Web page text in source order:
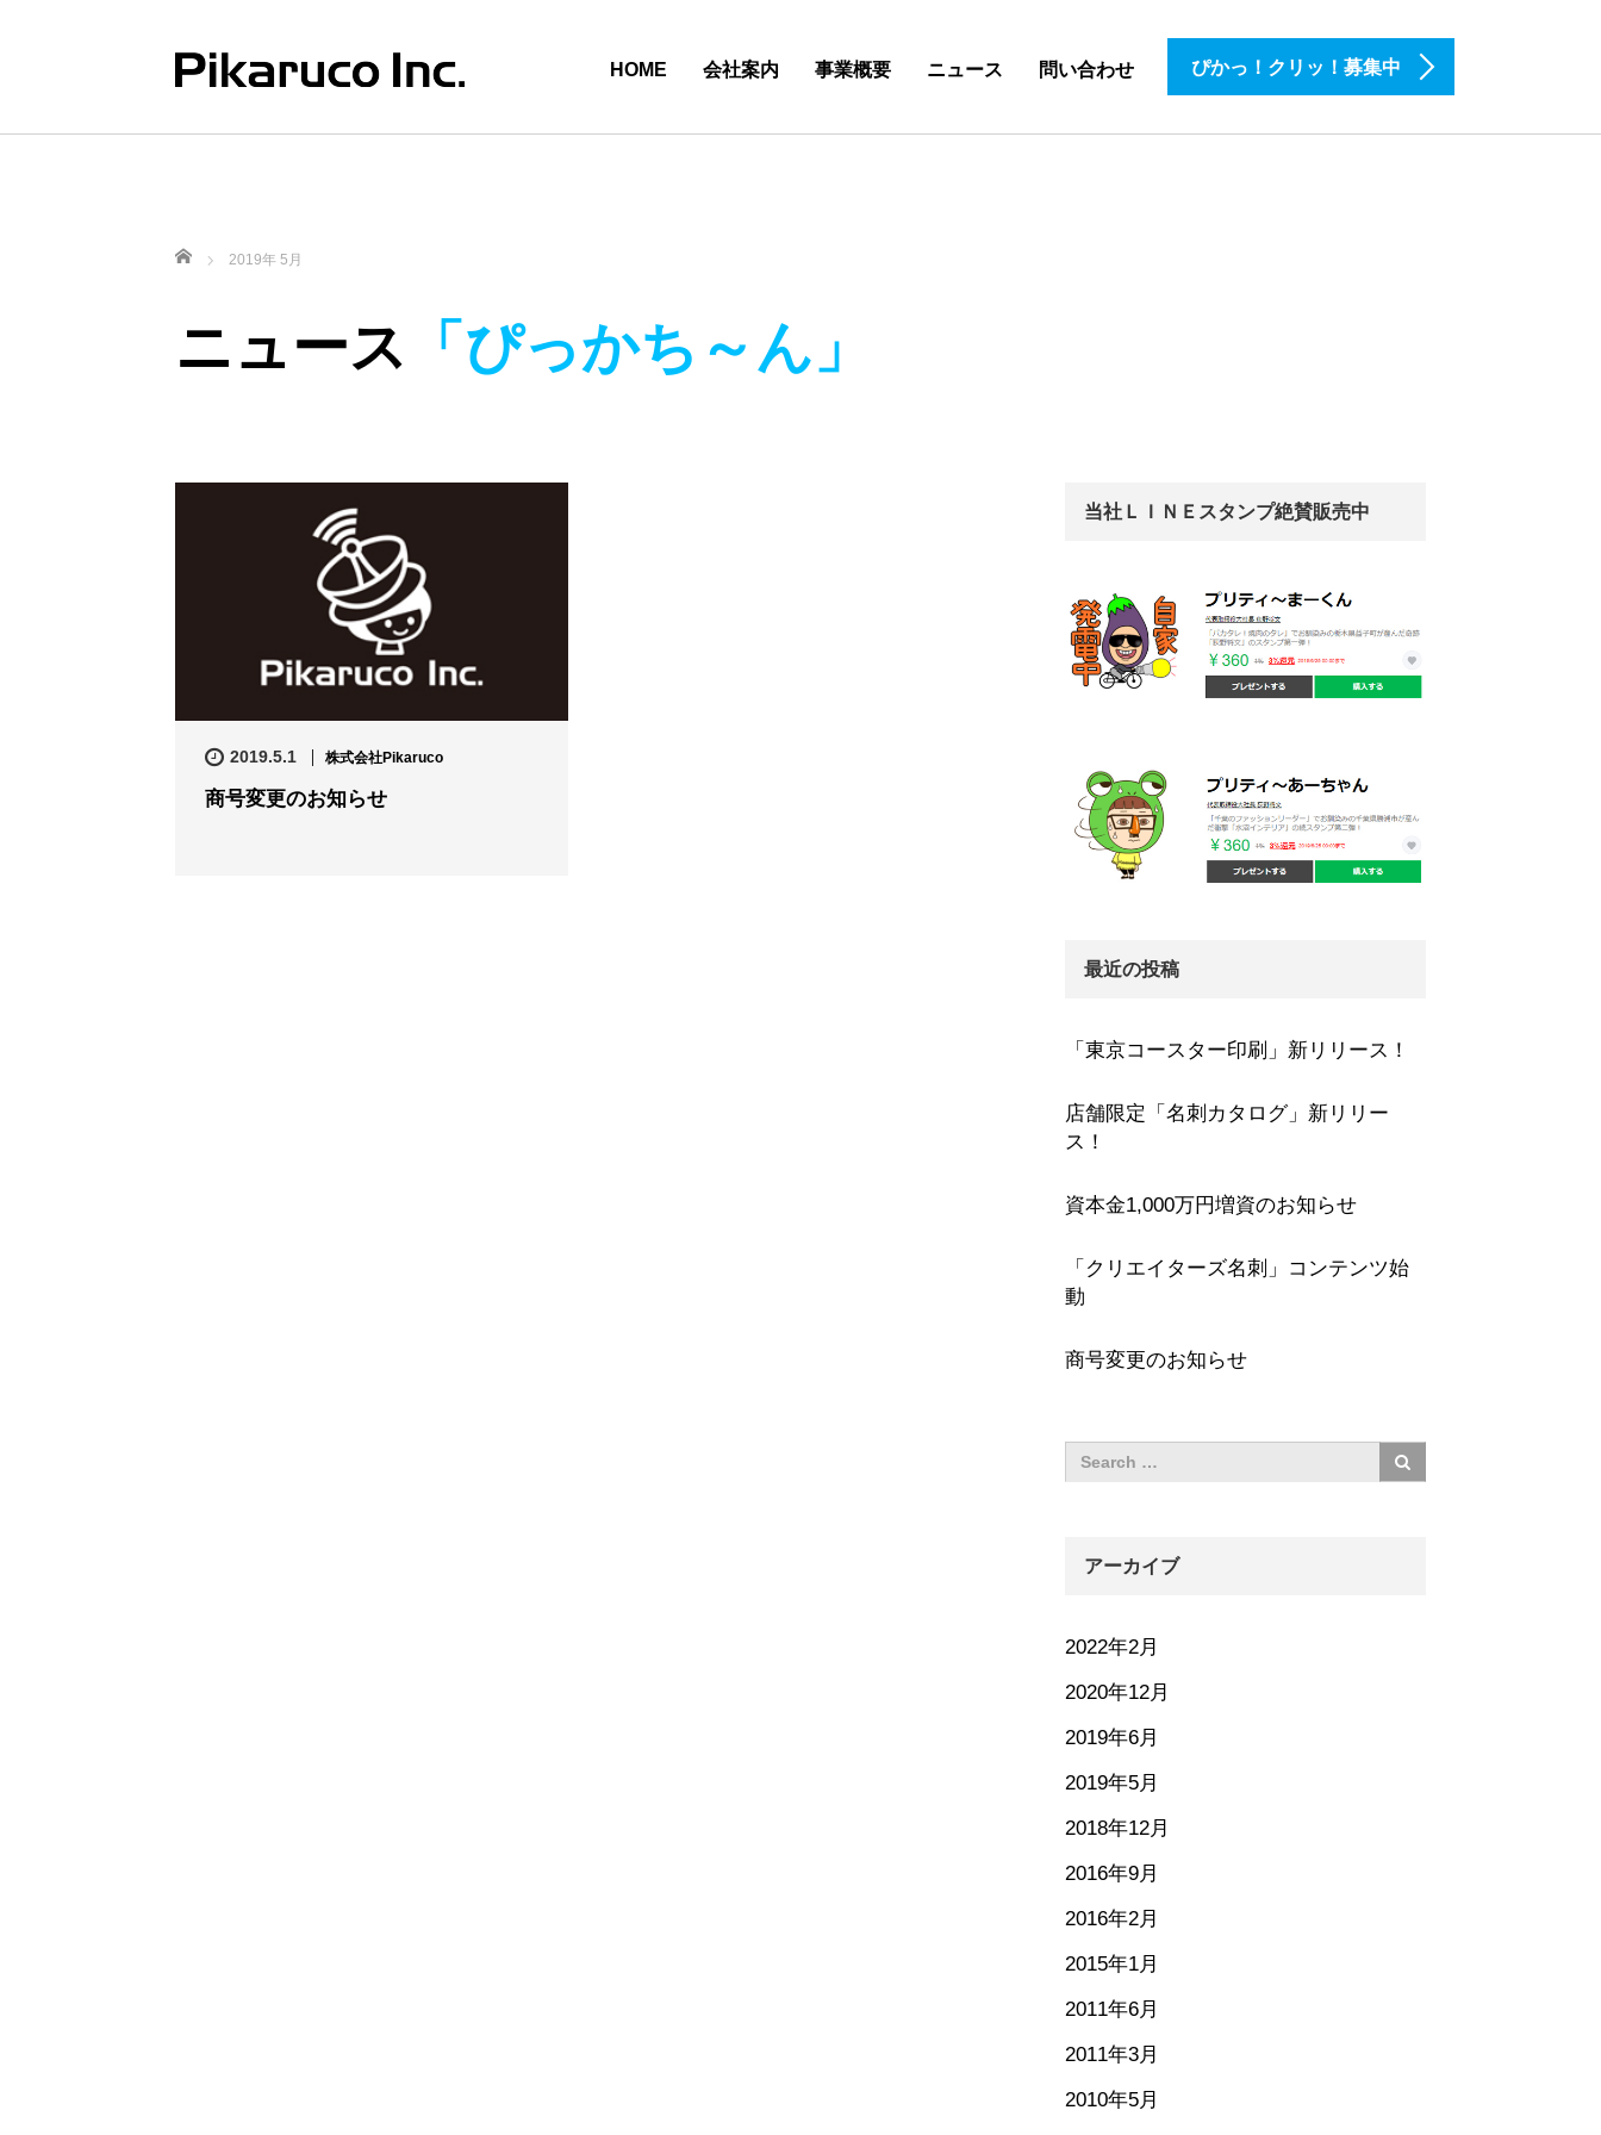
HOME 会社案内 事業概要 ニュース 問い合わせ ぴかっ！クリッ！募集中
ホーム 2019年 5月
ニュース 「ぴっかち～ん」
2019.5.1 株式会社Pikaruco
商号変更のお知らせ
当社ＬＩＮＥスタンプ絶賛販売中
最近の投稿
「東京コースター印刷」新リリース！
店舗限定「名刺カタログ」新リリー
ス！
資本金1,000万円増資のお知らせ
「クリエイターズ名刺」コンテンツ始
動
商号変更のお知らせ
アーカイブ
2022年2月
2020年12月
2019年6月
2019年5月
2018年12月
2016年9月
2016年2月
2015年1月
2011年6月
2011年3月
2010年5月